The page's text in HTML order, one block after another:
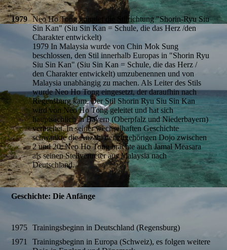
1979
Neo Ho Tong gründet die Stilrichtung "Shorin-Ryu Siu
Sin Kan" (Siu Sin Kan = Schule, die das Herz /den
Charakter entwickelt)
1979 In Malaysia wurde von Chin Mok Sung
beschlossen, den Stil innerhalb Europas in "Shorin Ryu
Siu Sin Kan" (Siu Sin Kan = Schule, die das Herz /
den Charakter entwickelt) umzubenennen und von
Malaysia unabhängig zu machen. Als Leiter des Stils
wurde Neo Ho Tong eingesetzt, der daraufhin nach
Regensburg kam. Der Stil Shorin Ryu Siu Sin Kan
wird von Neo Ho Tong geleitet und hat sich
hauptsächlich in Bayern (Oberpfalz und Niederbayern)
verbreitet. In seiner wechselhaften Geschichte
schwankte die Anzahl der zugehörigen Dojo zwischen
2 und 20. Neo Ho Tong brachte auch Jamal Measara
als seinen Stellvertreter aus Malaysia nach
Deutschland.
Geschichte: Die Anfänge
1975
Trainingsbeginn in Deutschland (Regensburg)
1971
Trainingsbeginn in Europa (Schweiz), es folgen weitere